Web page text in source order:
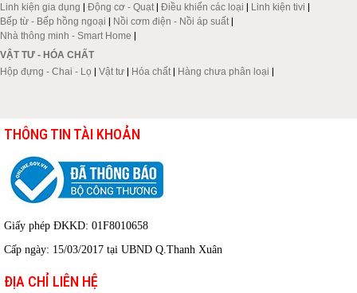
Linh kiện gia dụng | Động cơ - Quạt | Điều khiển các loại | Linh kiện tivi |
Bếp từ - Bếp hồng ngoại | Nồi cơm điện - Nồi áp suất |
Nhà thông minh - Smart Home |
VẬT TƯ - HÓA CHẤT
Hộp đựng - Chai - Lọ | Vật tư | Hóa chất | Hàng chưa phân loại |
THÔNG TIN TÀI KHOẢN
Giấy phép ĐKKD: 01F8010658
Cấp ngày: 15/03/2017 tại UBND Q.Thanh Xuân
ĐỊA CHỈ LIÊN HỆ